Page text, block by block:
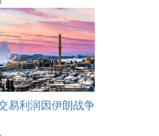
易利润因伊朗战争